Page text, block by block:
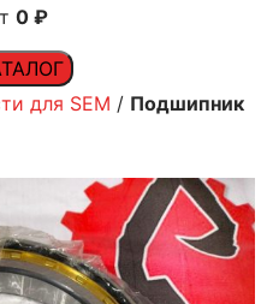
0 ₽
для SEM / Подшипник